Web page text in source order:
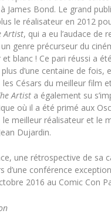
James Bond. Le grand
le réalisateur en 2012
Artist, qui a eu l’audace de
genre précurseur du
blanc ! Ce pari réussi a été
d’une centaine de fois,
Césars du meilleur film
Artist a également su
où il a été primé aux
meilleur réalisateur et le
Dujardin.
une rétrospective de sa
d’une conférence
2016 au Comic Con